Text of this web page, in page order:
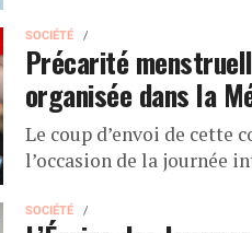
SOCIÉTÉ
Précarité
organisée dans la
Le coup d’envoi de cette
l’occasion de la journée
SOCIÉTÉ